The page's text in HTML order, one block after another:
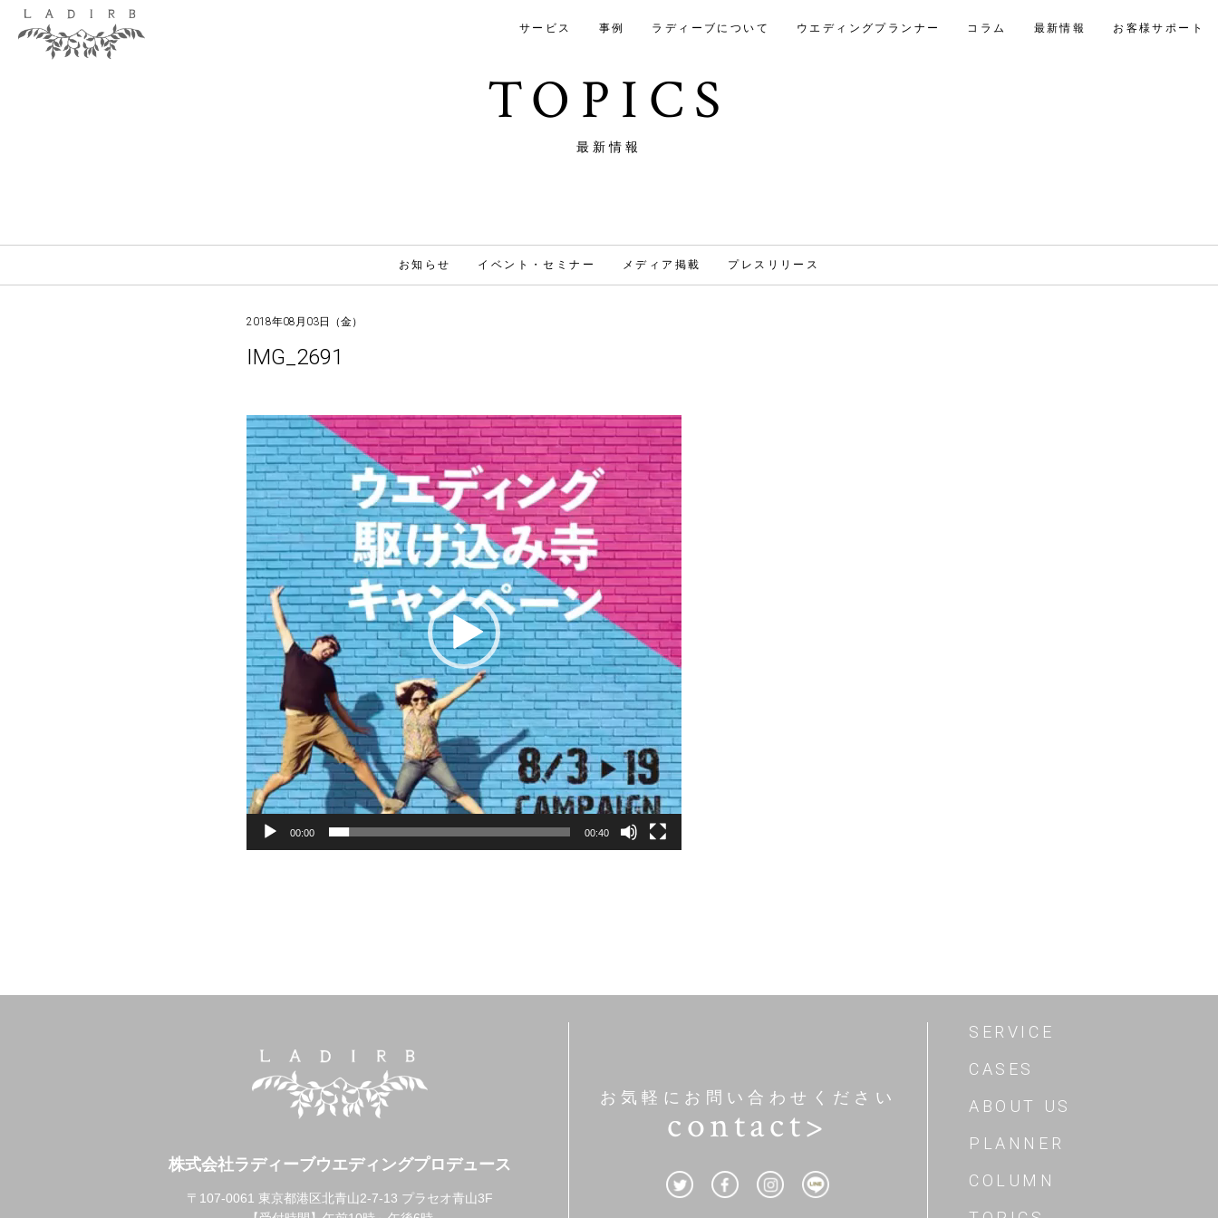
サービス 事例 ラディーブについて ウエディングプランナー コラム 最新情報 お客様サポート
TOPICS
最新情報
お知らせ イベント・セミナー メディア掲載 プレスリリース
2018年08月03日（金）
IMG_2691
動
画
プ
レ
ー
ヤ
ー
00:00 00:40
株式会社ラディーブウエディングプロデュース
〒107-0061 東京都港区北青山2-7-13 プラセオ青山3F
お気軽にお問い合わせください
contact>
SERVICE
CASES
ABOUT US
PLANNER
COLUMN